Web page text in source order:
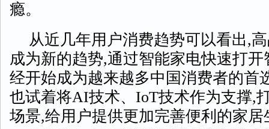
瘾。
从近几年用户消费趋势可以看出,
成为新的趋势,通过智能家电快速打
经开始成为越来越多中国消费者的首
也试着将AI技术、IoT技术作为支撑,
场景,给用户提供更加完善便利的家居